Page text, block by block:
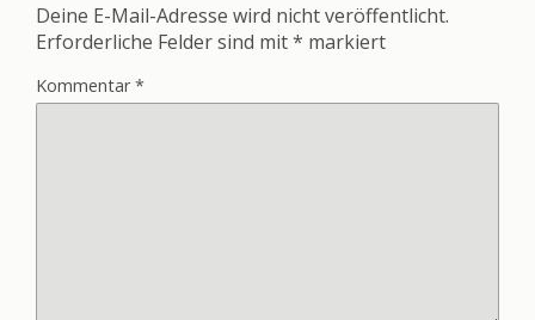
Deine E-Mail-Adresse wird nicht veröffentlicht.
Erforderliche Felder sind mit* markiert
Kommentar*